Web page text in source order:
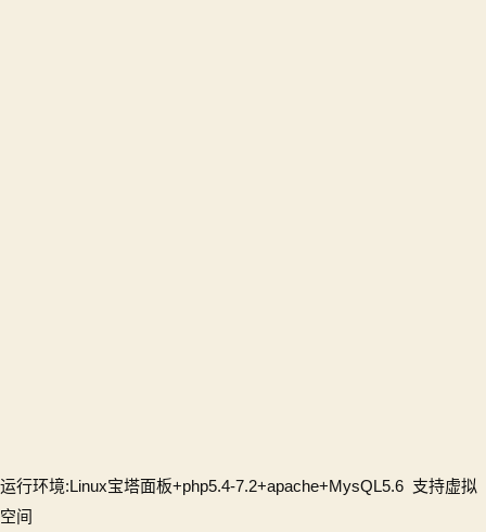
运行环境:Linux宝塔面板+php5.4-7.2+apache+MysQL5.6 支持虚拟
空间